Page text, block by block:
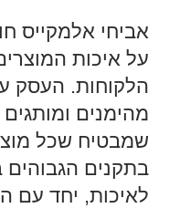
אביחי אלמקייס
על איכות
הלקוחות. העסק
מהימנים
שמבטיח שכל
בתקנים הגבוהים
לאיכות, יחד עם